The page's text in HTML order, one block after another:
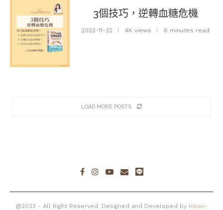
3個技巧，逆轉血糖危機
2023-11-22 4K views 6 minutes read
LOAD MORE POSTS
@2023 - All Right Reserved. Designed and Developed by Hsiao-